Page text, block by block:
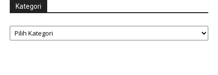
Kategori
Kategori